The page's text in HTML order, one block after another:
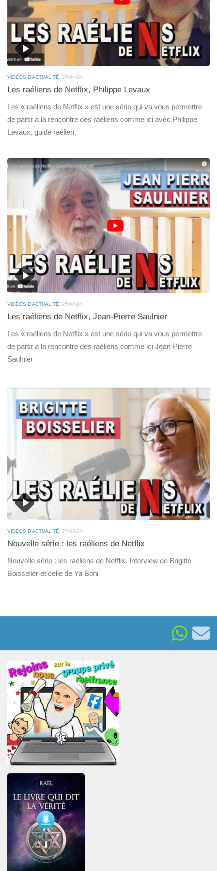
VIDÉOS D'ACTUALITÉ 26/04/24
Les raéliens de Netflix, Philippe Levaux
Les « raéliens de Netflix » est une série qui va vous permettre
de partir à la rencontre des raéliens comme ici avec Philippe
Levaux, guide raélien.
VIDÉOS D'ACTUALITÉ 25/04/24
Les raéliens de Netflix, Jean-Pierre Saulnier
Les « raéliens de Netflix » est une série qui va vous permettre
de partir à la rencontre des raéliens comme ici Jean-Pierre
Saulnier
VIDÉOS D'ACTUALITÉ 27/03/24
Nouvelle série : les raéliens de Netflix
Nouvelle série : les raéliens de Netflix. Interview de Brigitte
Boisselier et celle de Ya Boni